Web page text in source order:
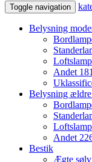
Toggle navigation
Belysning
Andet
Belysning
Andet
Bestik
Ægte sølv